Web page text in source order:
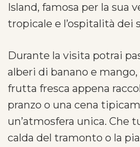
Island, famosa per la sua
tropicale e l’ospitalità dei
Durante la visita potrai
alberi di banano e mango,
frutta fresca appena
pranzo o una cena
un’atmosfera unica. Che
calda del tramonto o la